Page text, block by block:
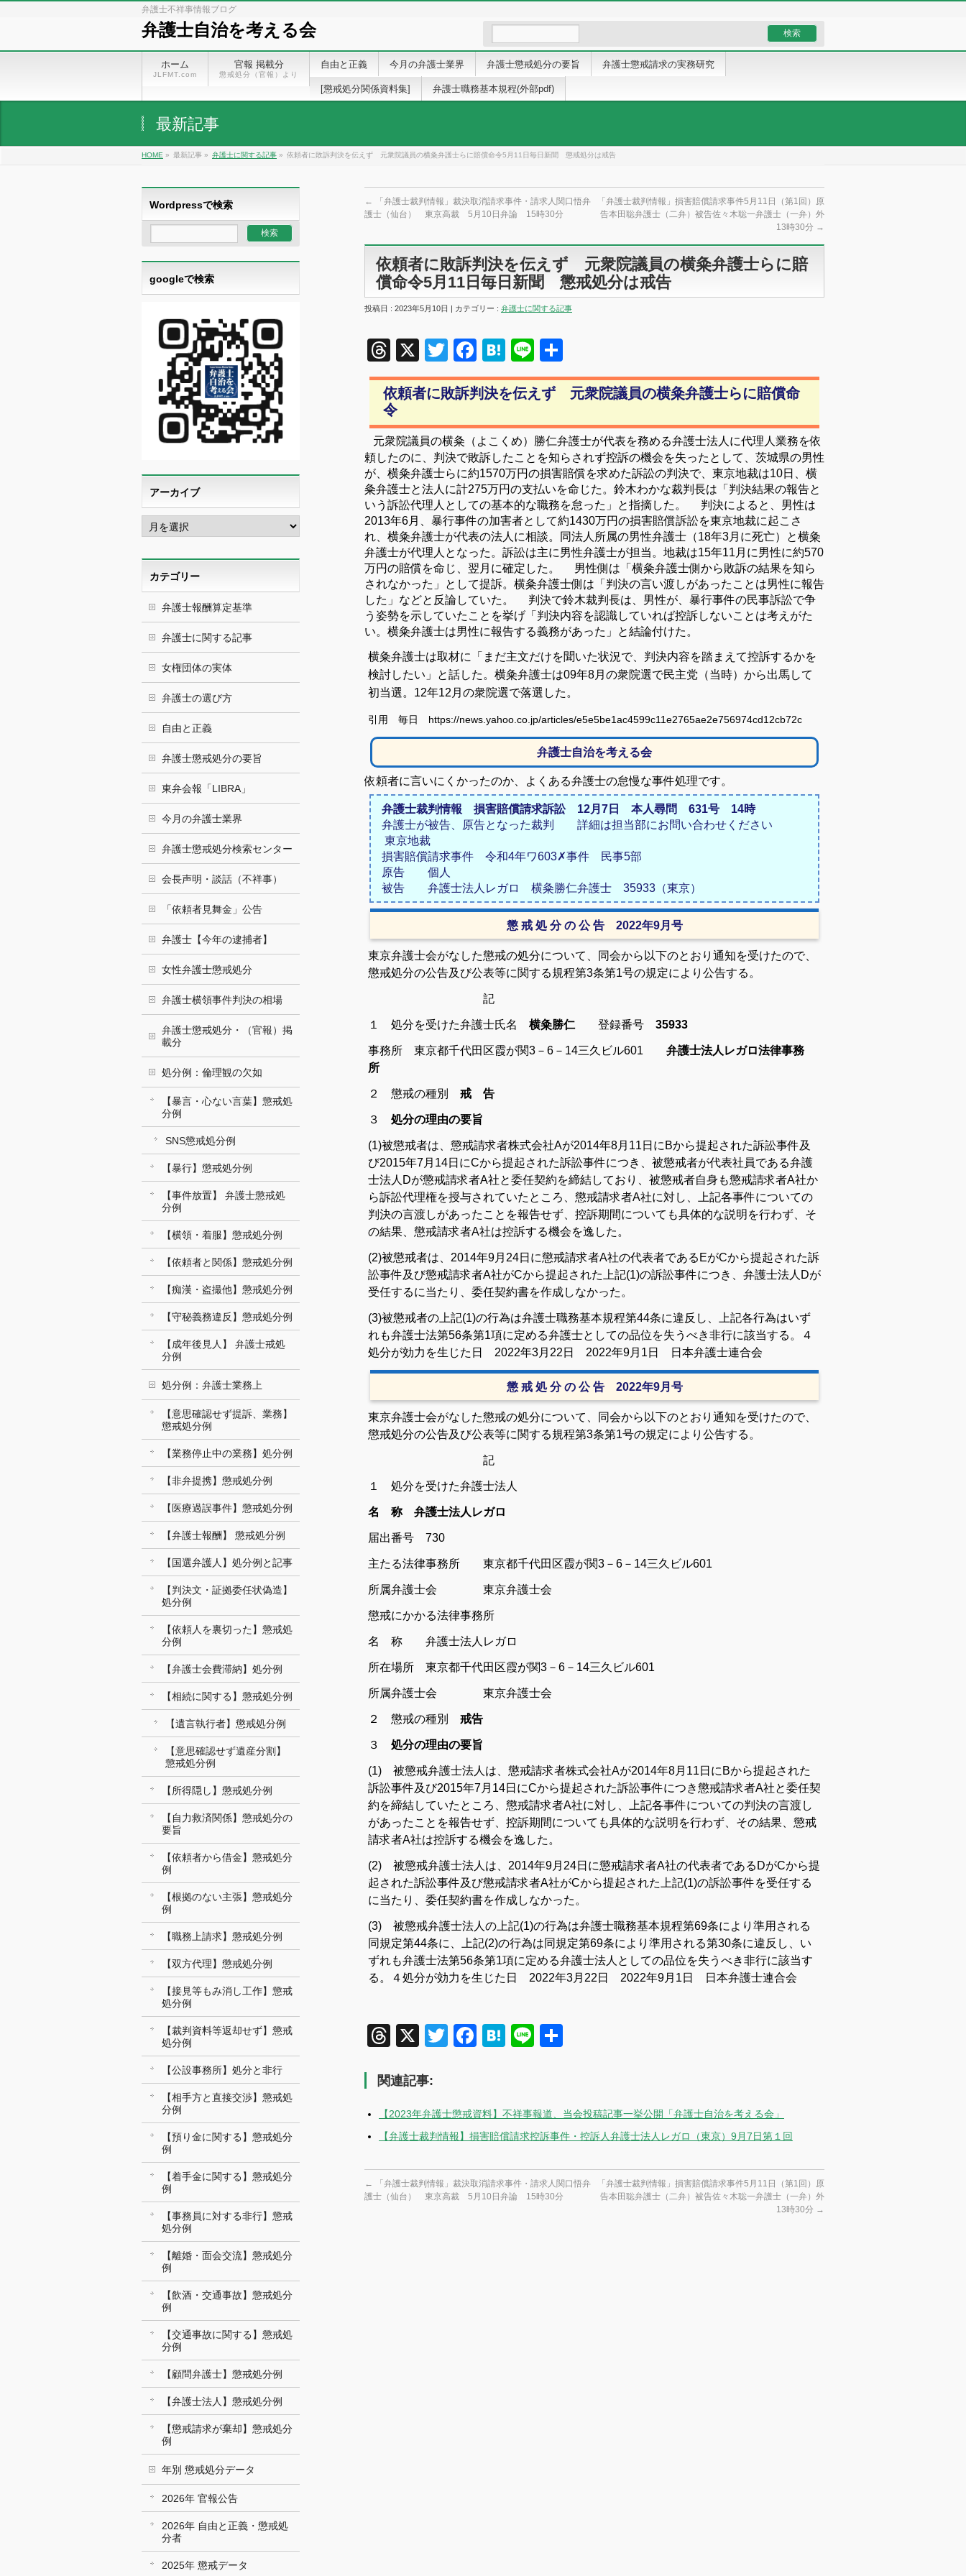
弁護士不祥事情報ブログ
弁護士自治を考える会
ホーム
JLFMT.com
官報 掲載分
懲戒処分（官報）より
自由と正義 今月の弁護士業界 弁護士懲戒処分の要旨 弁護士懲戒請求の実務研究
[懲戒処分関係資料集] 弁護士職務基本規程(外部pdf)
最新記事
HOME » 最新記事 » 弁護士に関する記事 » 依頼者に敗訴判決を伝えず 元衆院議員の横粂弁護士らに賠償命令5月11日毎日新聞 懲戒処分は戒告
←
「弁護士裁判情報」裁決取消請求事件・請求人関口悟弁
護士（仙台） 東京高裁 5月10日弁論 15時30分
「弁護士裁判情報」損害賠償請求事件5月11日（第1回）原
告本田聡弁護士（二弁）被告佐々木聡一弁護士（一弁）外
13時30分 →
依頼者に敗訴判決を伝えず 元衆院議員の横粂弁護士らに賠
償命令5月11日毎日新聞 懲戒処分は戒告
投稿日 : 2023年5月10日 | カテゴリー : 弁護士に関する記事
Threads
X TwitterFacebook
Hatena
Line
有
依頼者に敗訴判決を伝えず 元衆院議員の横粂弁護士らに賠償命
令
元衆院議員の横粂（よこくめ）勝仁弁護士が代表を務める弁護士法人に代理人業務を依
頼したのに、判決で敗訴したことを知らされず控訴の機会を失ったとして、茨城県の男性
が、横粂弁護士らに約1570万円の損害賠償を求めた訴訟の判決で、東京地裁は10日、横
粂弁護士と法人に計275万円の支払いを命じた。鈴木わかな裁判長は「判決結果の報告と
いう訴訟代理人としての基本的な職務を怠った」と指摘した。 判決によると、男性は
2013年6月、暴行事件の加害者として約1430万円の損害賠償訴訟を東京地裁に起こさ
れ、横粂弁護士が代表の法人に相談。同法人所属の男性弁護士（18年3月に死亡）と横粂
弁護士が代理人となった。訴訟は主に男性弁護士が担当。地裁は15年11月に男性に約570
万円の賠償を命じ、翌月に確定した。 男性側は「横粂弁護士側から敗訴の結果を知ら
されなかった」として提訴。横粂弁護士側は「判決の言い渡しがあったことは男性に報告
した」などと反論していた。 判決で鈴木裁判長は、男性が、暴行事件の民事訴訟で争
う姿勢を示していたことを挙げ「判決内容を認識していれば控訴しないことは考えがた
い。横粂弁護士は男性に報告する義務があった」と結論付けた。
横粂弁護士は取材に「まだ主文だけを聞いた状況で、判決内容を踏まえて控訴するかを
検討したい」と話した。横粂弁護士は09年8月の衆院選で民主党（当時）から出馬して
初当選。12年12月の衆院選で落選した。
引用 毎日 https://news.yahoo.co.jp/articles/e5e5be1ac4599c11e2765ae2e756974cd12cb72c
弁護士自治を考える会
依頼者に言いにくかったのか、よくある弁護士の怠慢な事件処理です。
弁護士裁判情報 損害賠償請求訴訟 12月7日 本人尋問 631号 14時
弁護士が被告、原告となった裁判 詳細は担当部にお問い合わせください
東京地裁
損害賠償請求事件 令和4年ワ603✗事件 民事5部
原告 個人
被告 弁護士法人レガロ 横粂勝仁弁護士 35933（東京）
懲 戒 処 分 の 公 告 2022年9月号
東京弁護士会がなした懲戒の処分について、同会から以下のとおり通知を受けたので、
懲戒処分の公告及び公表等に関する規程第3条第1号の規定により公告する。
記
１ 処分を受けた弁護士氏名 横粂勝仁 登録番号 35933
事務所 東京都千代田区霞が関3－6－14三久ビル601
弁護士法人レガロ法律事務
所
２ 懲戒の種別 戒 告
３ 処分の理由の要旨
(1)被懲戒者は、懲戒請求者株式会社Aが2014年8月11日にBから提起された訴訟事件及
び2015年7月14日にCから提起された訴訟事件につき、被懲戒者が代表社員である弁護
士法人Dが懲戒請求者A社と委任契約を締結しており、被懲戒者自身も懲戒請求者A社か
ら訴訟代理権を授与されていたところ、懲戒請求者A社に対し、上記各事件についての
判決の言渡しがあったことを報告せず、控訴期間についても具体的な説明を行わず、そ
の結果、懲戒請求者A社は控訴する機会を逸した。
(2)被懲戒者は、2014年9月24日に懲戒請求者A社の代表者であるEがCから提起された訴
訟事件及び懲戒請求者A社がCから提起された上記(1)の訴訟事件につき、弁護士法人Dが
受任するに当たり、委任契約書を作成しなかった。
(3)被懲戒者の上記(1)の行為は弁護士職務基本規程第44条に違反し、上記各行為はいず
れも弁護士法第56条第1項に定める弁護士としての品位を失うべき非行に該当する。
４
処分が効力を生じた日 2022年3月22日 2022年9月1日 日本弁護士連合会
懲 戒 処 分 の 公 告 2022年9月号
東京弁護士会がなした懲戒の処分について、同会から以下のとおり通知を受けたので、
懲戒処分の公告及び公表等に関する規程第3条第1号の規定により公告する。
記
１ 処分を受けた弁護士法人
名 称 弁護士法人レガロ
届出番号 730
主たる法律事務所 東京都千代田区霞が関3－6－14三久ビル601
所属弁護士会 東京弁護士会
懲戒にかかる法律事務所
名 称 弁護士法人レガロ
所在場所 東京都千代田区霞が関3－6－14三久ビル601
所属弁護士会 東京弁護士会
２ 懲戒の種別 戒告
３ 処分の理由の要旨
(1) 被懲戒弁護士法人は、懲戒請求者株式会社Aが2014年8月11日にBから提起された
訴訟事件及び2015年7月14日にCから提起された訴訟事件につき懲戒請求者A社と委任契
約を締結していたところ、懲戒請求者A社に対し、上記各事件についての判決の言渡し
があったことを報告せず、控訴期間についても具体的な説明を行わず、その結果、懲戒
請求者A社は控訴する機会を逸した。
(2) 被懲戒弁護士法人は、2014年9月24日に懲戒請求者A社の代表者であるDがCから提
起された訴訟事件及び懲戒請求者A社がCから提起された上記(1)の訴訟事件を受任する
に当たり、委任契約書を作成しなかった。
(3) 被懲戒弁護士法人の上記(1)の行為は弁護士職務基本規程第69条により準用される
同規定第44条に、上記(2)の行為は同規定第69条により準用される第30条に違反し、い
ずれも弁護士法第56条第1項に定める弁護士法人としての品位を失うべき非行に該当す
る。
４処分が効力を生じた日 2022年3月22日 2022年9月1日 日本弁護士連合会
Threads
X TwitterFacebook
Hatena
Line
関連記事:
【2023年弁護士懲戒資料】不祥事報道、当会投稿記事一挙公開「弁護士自治を考える会」
【弁護士裁判情報】損害賠償請求控訴事件・控訴人弁護士法人レガロ（東京）9月7日第１回
←
「弁護士裁判情報」裁決取消請求事件・請求人関口悟弁
護士（仙台） 東京高裁 5月10日弁論 15時30分
「弁護士裁判情報」損害賠償請求事件5月11日（第1回）原
告本田聡弁護士（二弁）被告佐々木聡一弁護士（一弁）外
13時30分 →
Wordpressで検索
googleで検索
アーカイブ
ア
ー
イ
ブカテゴリー
弁護士報酬算定基準
弁護士に関する記事
女権団体の実体
弁護士の選び方
自由と正義
弁護士懲戒処分の要旨
東弁会報「LIBRA」
今月の弁護士業界
弁護士懲戒処分検索センター
会長声明・談話（不祥事）
「依頼者見舞金」公告
弁護士【今年の逮捕者】
女性弁護士懲戒処分
弁護士横領事件判決の相場
弁護士懲戒処分・（官報）掲
載分
処分例：倫理観の欠如
【暴言・心ない言葉】懲戒処
分例
SNS懲戒処分例
【暴行】懲戒処分例
【事件放置】 弁護士懲戒処
分例
【横領・着服】懲戒処分例
【依頼者と関係】懲戒処分例
【痴漢・盗撮他】懲戒処分例
【守秘義務違反】懲戒処分例
【成年後見人】 弁護士戒処
分例
処分例：弁護士業務上
【意思確認せず提訴、業務】
懲戒処分例
【業務停止中の業務】処分例
【非弁提携】懲戒処分例
【医療過誤事件】懲戒処分例
【弁護士報酬】 懲戒処分例
【国選弁護人】処分例と記事
【判決文・証拠委任状偽造】
処分例
【依頼人を裏切った】懲戒処
分例
【弁護士会費滞納】処分例
【相続に関する】懲戒処分例
【遺言執行者】懲戒処分例
【意思確認せず遺産分割】
懲戒処分例
【所得隠し】懲戒処分例
【自力救済関係】懲戒処分の
要旨
【依頼者から借金】懲戒処分
例
【根拠のない主張】懲戒処分
例
【職務上請求】懲戒処分例
【双方代理】懲戒処分例
【接見等もみ消し工作】懲戒
処分例
【裁判資料等返却せず】懲戒
処分例
【公設事務所】処分と非行
【相手方と直接交渉】懲戒処
分例
【預り金に関する】懲戒処分
例
【着手金に関する】懲戒処分
例
【事務員に対する非行】懲戒
処分例
【離婚・面会交流】懲戒処分
例
【飲酒・交通事故】懲戒処分
例
【交通事故に関する】懲戒処
分例
【顧問弁護士】懲戒処分例
【弁護士法人】懲戒処分例
【懲戒請求が棄却】懲戒処分
例
年別 懲戒処分データ
2026年 官報公告
2026年 自由と正義・懲戒処
分者
2025年 懲戒データ